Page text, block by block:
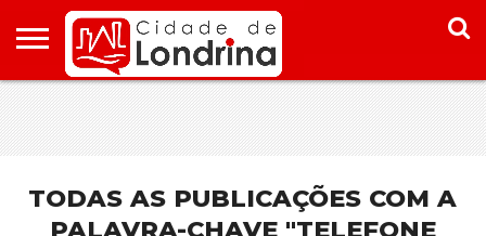
HOME
CONHEÇA
LONDRINA
PONTOS
TURÍSTICOS
ONDE
FICAR EM
LONDRINA
ONDE
COMER
EM
LONDRINA
TODAS AS PUBLICAÇÕES COM A
PALAVRA-CHAVE "TELEFONE